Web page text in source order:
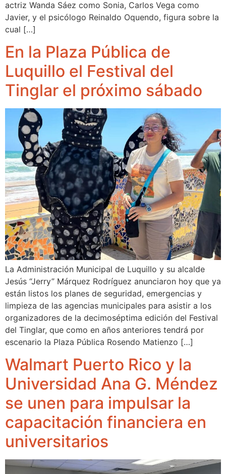
actriz Wanda Sáez como Sonia, Carlos Vega como
Javier, y el psicólogo Reinaldo Oquendo, figura sobre la
cual […]
En la Plaza Pública de
Luquillo el Festival del
Tinglar el próximo sábado
La Administración Municipal de Luquillo y su alcalde
Jesús “Jerry” Márquez Rodríguez anunciaron hoy que ya
están listos los planes de seguridad, emergencias y
limpieza de las agencias municipales para asistir a los
organizadores de la decimoséptima edición del Festival
del Tinglar, que como en años anteriores tendrá por
escenario la Plaza Pública Rosendo Matienzo […]
Walmart Puerto Rico y la
Universidad Ana G. Méndez
se unen para impulsar la
capacitación financiera en
universitarios